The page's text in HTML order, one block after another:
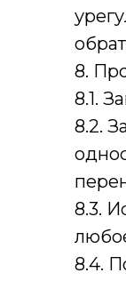
8.
8.1.
8.2.
8.3.
8.4.